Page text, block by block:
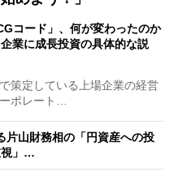
コード」、何が変わったのか
業に成長投資の具体的な説
策定している上場企業の経営
ポレート…
片山財務相の「円資産への投
視」…